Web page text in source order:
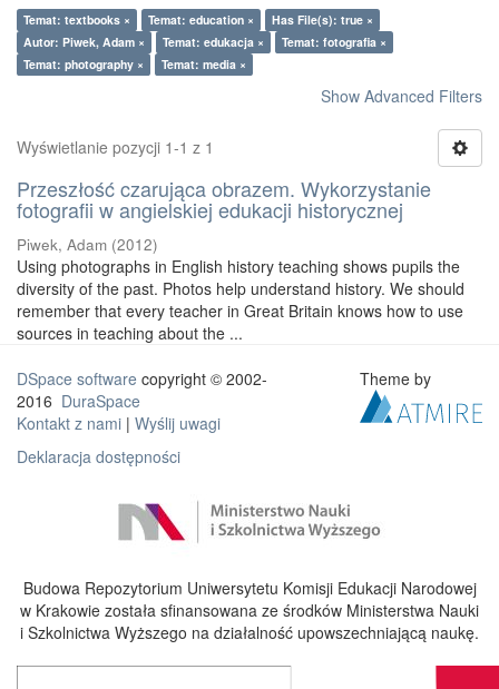
Temat: textbooks × Temat: education ×
Has File(s): true ×
Autor: Piwek, Adam ×
Temat: edukacja ×
Temat: fotografia ×
Temat: photography ×
Temat: media ×
Show Advanced Filters
Wyświetlanie pozycji 1-1 z 1
Przeszłość czarująca obrazem. Wykorzystanie
fotografii w angielskiej edukacji historycznej
Piwek, Adam (2012)
Using photographs in English history teaching shows pupils the
diversity of the past. Photos help understand history. We should
remember that every teacher in Great Britain knows how to use
sources in teaching about the ...
DSpace software copyright © 2002-
2016 DuraSpace
Kontakt z nami | Wyślij uwagi
Deklaracja dostępności
Theme by
Budowa Repozytorium Uniwersytetu Komisji Edukacji Narodowej
w Krakowie została sfinansowana ze środków Ministerstwa Nauki
i Szkolnictwa Wyższego na działalność upowszechniającą naukę.